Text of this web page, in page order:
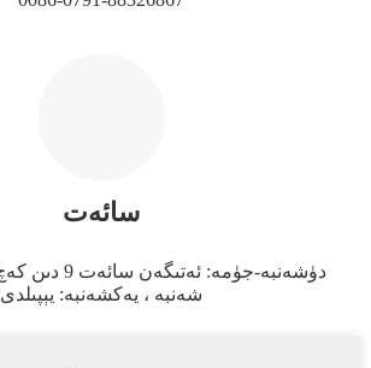
سائەت
دۈشەنبە-جۈمە: ئەتىگەن سائەت 9 دىن كەچ سائەت 6 گىچە
شەنبە ، يەكشەنبە: يېپىلدى